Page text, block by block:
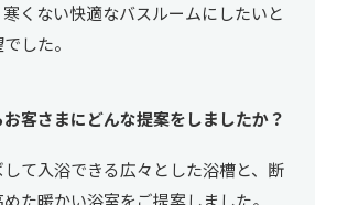
くない快適なバスルームにしたいと
した。
客さまにどんな提案をしましたか？
して入浴できる広々とした浴槽と、断
た暖かい浴室をご提案しました。